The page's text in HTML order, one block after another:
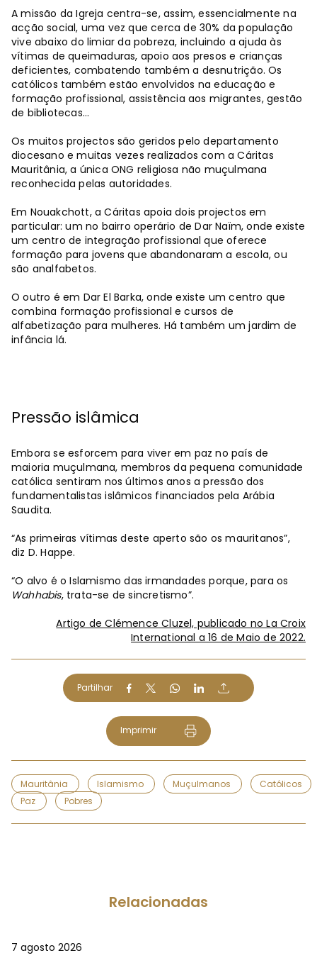
A missão da Igreja centra-se, assim, essencialmente na
acção social, uma vez que cerca de 30% da população
vive abaixo do limiar da pobreza, incluindo a ajuda às
vítimas de queimaduras, apoio aos presos e crianças
deficientes, combatendo também a desnutrição. Os
católicos também estão envolvidos na educação e
formação profissional, assistência aos migrantes, gestão
de bibliotecas...
Os muitos projectos são geridos pelo departamento
diocesano e muitas vezes realizados com a Cáritas
Mauritânia, a única ONG religiosa não muçulmana
reconhecida pelas autoridades.
Em Nouakchott, a Cáritas apoia dois projectos em
particular: um no bairro operário de Dar Naïm, onde existe
um centro de integração profissional que oferece
formação para jovens que abandonaram a escola, ou
são analfabetos.
O outro é em Dar El Barka, onde existe um centro que
combina formação profissional e cursos de
alfabetização para mulheres. Há também um jardim de
infância lá.
Pressão islâmica
Embora se esforcem para viver em paz no país de
maioria muçulmana, membros da pequena comunidade
católica sentiram nos últimos anos a pressão dos
fundamentalistas islâmicos financiados pela Arábia
Saudita.
“As primeiras vítimas deste aperto são os mauritanos”,
diz D. Happe.
“O alvo é o Islamismo das irmandades porque, para os
Wahhabis, trata-se de sincretismo”.
Artigo de Clémence Cluzel, publicado no La Croix
International a 16 de Maio de 2022.
Partilhar
Imprimir
Mauritânia Islamismo Muçulmanos
Católicos
Paz
Pobres
Relacionadas
7 agosto 2026